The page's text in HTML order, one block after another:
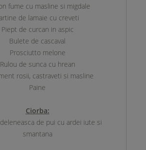
fume cu masline si migdale
de lamaie cu creveti
Piept de curcan in aspic
Bulete de cascaval
Prosciutto melone
Rulou de sunca cu hrean
rosii, castraveti si masline
Paine
Ciorba:
de pui cu ardei iute si
smantana